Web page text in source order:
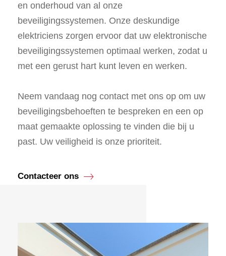
en onderhoud van al onze
beveiligingssystemen. Onze deskundige
elektriciens zorgen ervoor dat uw elektronische
beveiligingssystemen optimaal werken, zodat u
met een gerust hart kunt leven en werken.
Neem vandaag nog contact met ons op om uw
beveiligingsbehoeften te bespreken en een op
maat gemaakte oplossing te vinden die bij u
past. Uw veiligheid is onze prioriteit.
Contacteer ons